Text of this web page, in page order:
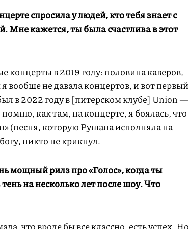
спросила у людей, кто тебя знает с
Мне кажется, ты была счастлива в этот
концерты в 2019 году: половина каверов,
вообще не давала концертов, и вот первый
в 2022 году в [питерском клубе] Union —
как там, на концерте, я боялась, что
(песня, которую Рушана исполняла на
никто не крикнул.
мощный рилз про «Голос», когда ты
на несколько лет после шоу. Что